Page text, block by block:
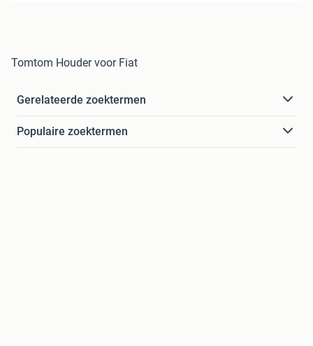
Tomtom Houder voor Fiat
Gerelateerde zoektermen
Populaire zoektermen